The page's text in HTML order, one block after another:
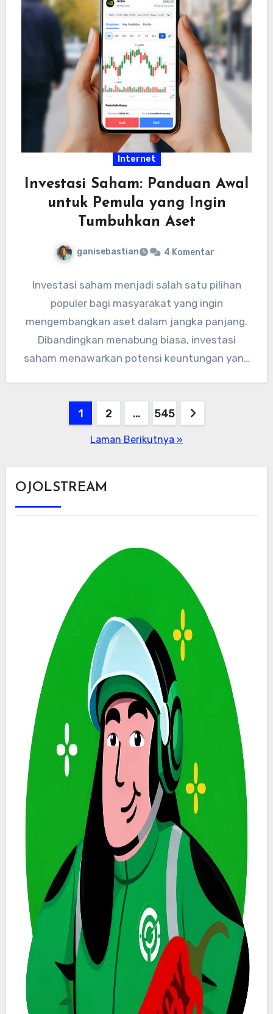
Internet
Investasi Saham: Panduan Awal
untuk Pemula yang Ingin
Tumbuhkan Aset
ganisebastian 4 Komentar
Investasi saham menjadi salah satu pilihan
populer bagi masyarakat yang ingin
mengembangkan aset dalam jangka panjang.
Dibandingkan menabung biasa, investasi
saham menawarkan potensi keuntungan yang
Paginasi
1 2 … 545
Laman Berikutnya »
OJOLSTREAM